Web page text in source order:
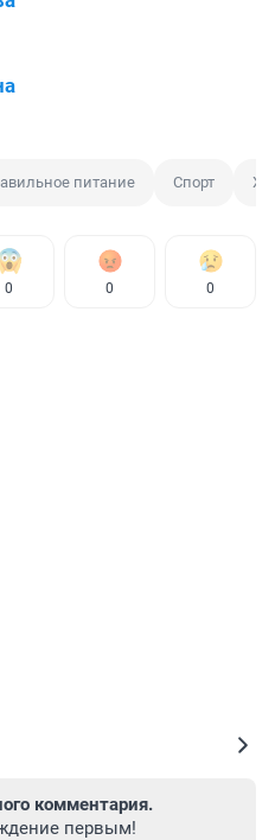
питание Спорт
0 0 0
комментария.
первым!